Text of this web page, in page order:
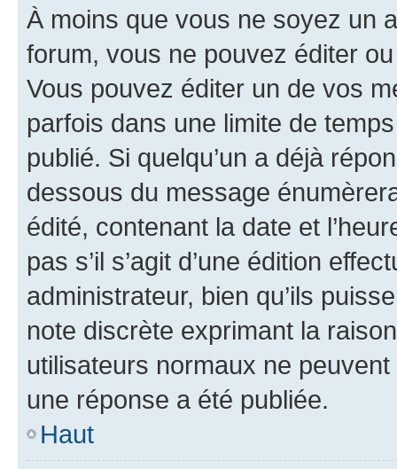
À moins que vous ne soyez un
forum, vous ne pouvez éditer
Vous pouvez éditer un de vos
parfois dans une limite de
publié. Si quelqu’un a déjà
dessous du message
édité, contenant la date et
pas s’il s’agit d’une édition
administrateur, bien qu’ils
note discrète exprimant la
utilisateurs normaux ne
une réponse a été publiée.
Haut